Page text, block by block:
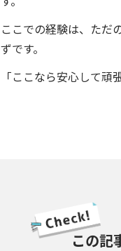
ここでの経験は、ただ
ずです。
「ここなら安心して
この記